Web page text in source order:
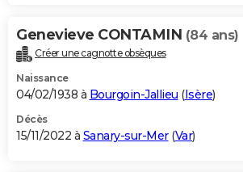
Genevieve CONTAMIN (84 ans)
Créer une cagnotte obsèques
Naissance
04/02/1938 à Bourgoin-Jallieu (Isère)
Décès
15/11/2022 à Sanary-sur-Mer(Var)